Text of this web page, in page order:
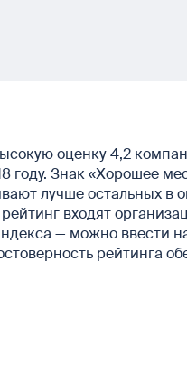
оценку 4,2
году. Знак «Хорошее
лучше остальных
входят
— можно ввести
рейтинга